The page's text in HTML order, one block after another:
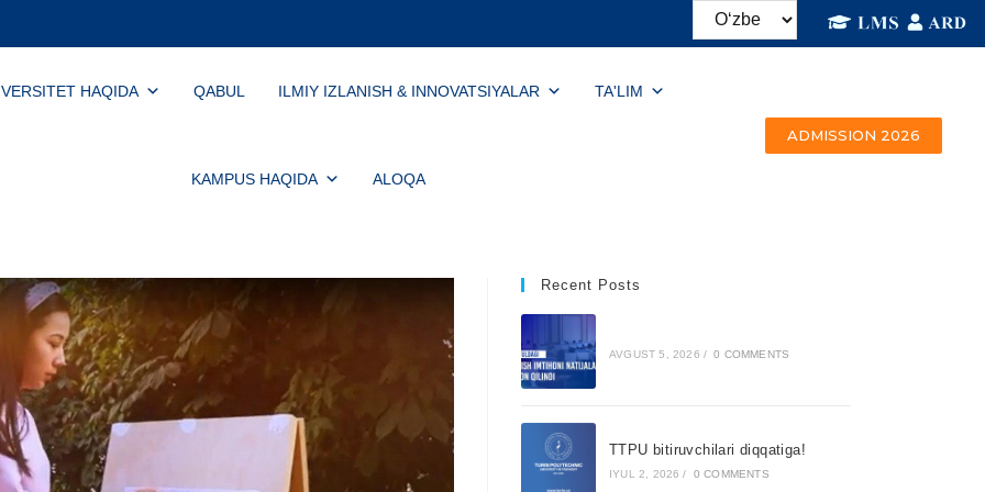
HAQIDA QABUL ILMIY IZLANISH & INNOVATSIYALAR TA'LIM
KAMPUS HAQIDA ALOQA
ADMISSION 2026
Recent Posts
AVGUST 5, 2026 / 0 COMMENTS
TTPU bitiruvchilari diqqatiga!
IYUL 2, 2026 / 0 COMMENTS